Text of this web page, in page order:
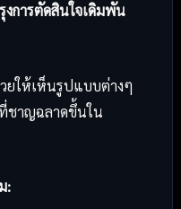
งการตัดสินใจเดิมพัน
ยให้เห็นรูปแบบต่างๆ
ชาญฉลาดขึ้นใน
: